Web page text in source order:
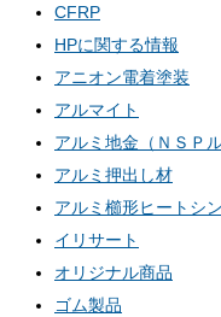
CFRP
HPに関する情報
アニオン電着塗装
アルマイト
アルミ地金（ＮＳＰル
アルミ押出し材
アルミ櫛形ヒートシ
イリサート
オリジナル商品
ゴム製品